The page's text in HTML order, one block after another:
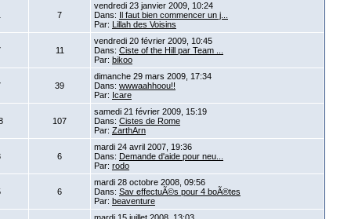
7
vendredi 23 janvier 2009, 10:24
Dans: Il faut bien commencer un j...
Par: Lillah des Voisins
11
vendredi 20 février 2009, 10:45
Dans: Ciste of the Hill par Team ...
Par: bikoo
39
dimanche 29 mars 2009, 17:34
Dans: wwwaahhoou!!
Par: Icare
107
samedi 21 février 2009, 15:19
Dans: Cistes de Rome
Par: ZarthArn
6
mardi 24 avril 2007, 19:36
Dans: Demande d'aide pour neu...
Par: rodo
6
mardi 28 octobre 2008, 09:56
Dans: Sav effectuÃ©s pour 4 boÃ®tes
Par: beaventure